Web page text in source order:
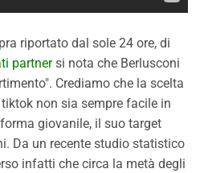
riportato dal sole 24 ore, di
partnersi nota che Berlusconi
Crediamo che la scelta
non sia sempre facile in
giovanile, il suo target
Da un recente studio statistico
infatti che circa la metà degli